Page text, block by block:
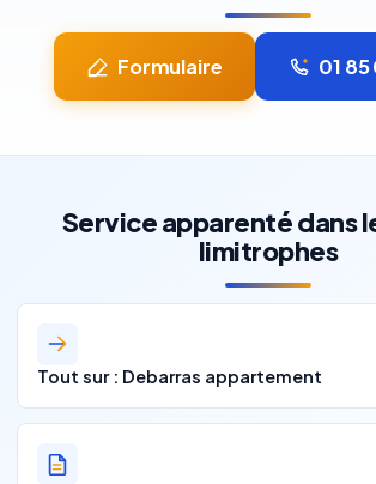
Formulaire 01 85
Service apparenté dans
limitrophes
Tout sur : Debarras appartement